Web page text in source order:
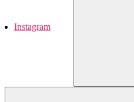
Instagram